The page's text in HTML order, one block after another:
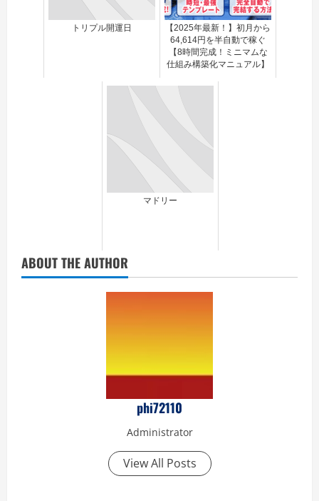
トリプル開運日
【2025年最新！】初月から
64,614円を半自動で稼ぐ
【8時間完成！ミニマムな
仕組み構築化マニュアル】
マドリー
ABOUT THE AUTHOR
phi72110
Administrator
View All Posts